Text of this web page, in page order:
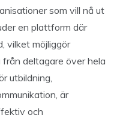
som vill nå ut
en plattform där
vilket möjliggör
deltagare över hela
utbildning,
är
och